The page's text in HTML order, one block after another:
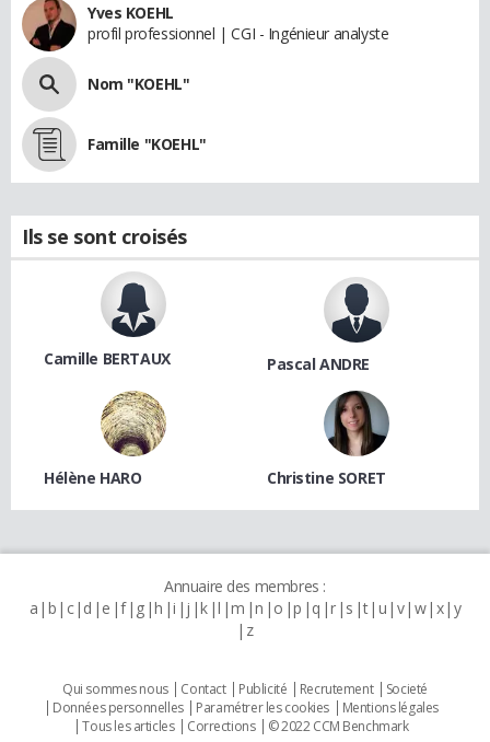
Yves KOEHL
profil professionnel | CGI - Ingénieur analyste
Nom "KOEHL"
Famille "KOEHL"
Ils se sont croisés
Camille BERTAUX Pascal ANDRE
Hélène HARO Christine SORET
Annuaire des membres :
a b c d e f g h i j k l m n o p q r s t u v w x y
z
Qui sommes nous Contact Publicité Recrutement
Societé
Données personnelles
Paramétrer les cookies
Mentions légales
Tous les articles
Corrections © 2022 CCM Benchmark